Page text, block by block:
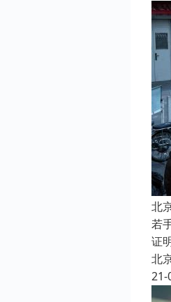
北
若
证
北
21-